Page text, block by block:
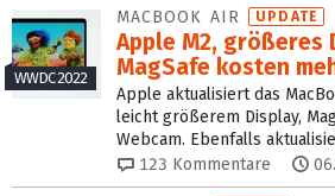
WWDC 2022
MACBOOK AIR UPDATE
Apple M2, größeres
MagSafe kosten
Apple aktualisiert das
leicht größerem Display,
Webcam. Ebenfalls
123 Kommentare